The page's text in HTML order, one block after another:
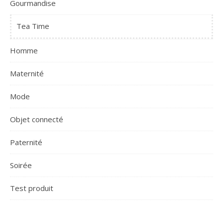
Gourmandise
Tea Time
Homme
Maternité
Mode
Objet connecté
Paternité
Soirée
Test produit